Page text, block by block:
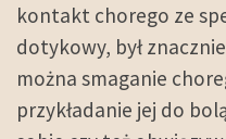
kontakt chorego ze
dotykowy, był
można smaganie
przykładanie jej do